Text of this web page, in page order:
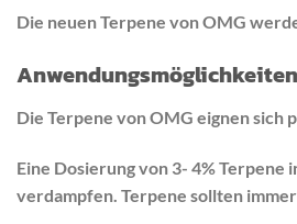
Die neuen Terpene von OMG
Anwendungsmöglichkeiten
Die Terpene von OMG eignen
Eine Dosierung von 3- 4%
verdampfen. Terpene sollten